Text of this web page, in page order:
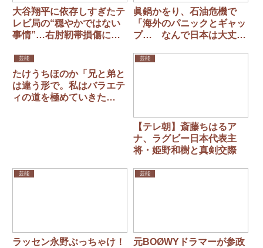
大谷翔平に依存しすぎたテ
レビ局の“穏やかではない
事情”…右肘靭帯損傷に
い」と戦慄
眞鍋かをり、石油危機で
「海外のパニックとギャッ
プ… なんで日本は大丈夫
芸能
たけうちほのか「兄と弟と
は違う形で。私はバラエテ
ィの道を極めていきた
芸能
【テレ朝】斎藤ちはるア
ナ、ラグビー日本代表主
将・姫野和樹と真剣交際
芸能
ラッセン永野ぶっちゃけ！
芸能
元BOØWYドラマーが参政